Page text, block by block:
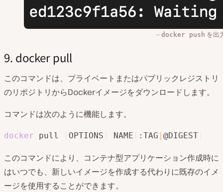
docker push を出
9. docker pull
このコマンドは、プライベートまたはパブリックレジストリ
のリポジトリからDockerイメージをダウンロードします。
コマンドは次のように機能します。
docker pull OPTIONS NAME :TAG @DIGEST
このコマンドにより、コンテナ型アプリケーション作成時に
はいつでも、新しいイメージを作成する代わりに既存のイメ
ージを使用することができます。